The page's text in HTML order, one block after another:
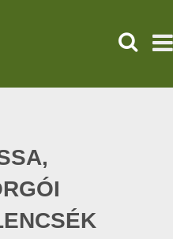
HĽADAŤ